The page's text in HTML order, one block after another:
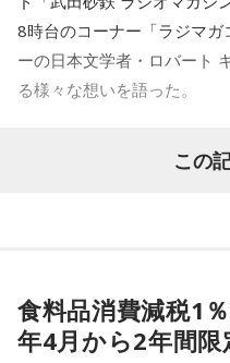
が平和を、勝利を、そして
うことを考えるということ
す。
今もウクライナで、私は先
足を止め、車を止め、1分
キャンベル「毎日です。毎
は、関東大震災の翌年、
8時台のコーナー「ラジマ
ーの日本文学者・ロバート
る様々な想いを語った。
行われていまして、ちょう
れが、これから堅持をする
という言及が
この
食料品消費減税1
年4月から2年間限